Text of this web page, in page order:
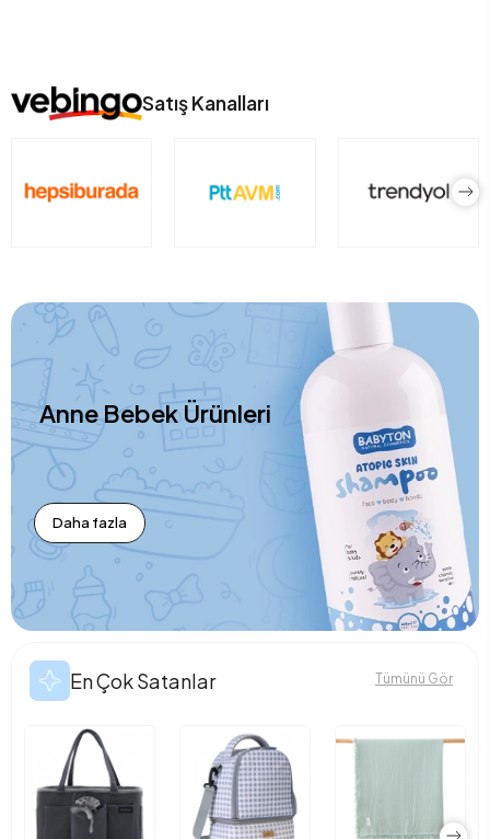
Satış Kanalları
Anne Bebek Ürünleri
Daha fazla
En Çok Satanlar Tümünü Gör